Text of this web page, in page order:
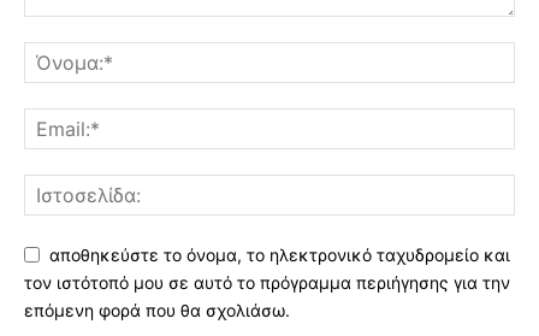
αποθηκεύστε το όνομα, το ηλεκτρονικό ταχυδρομείο και
τον ιστότοπό μου σε αυτό το πρόγραμμα περιήγησης για την
επόμενη φορά που θα σχολιάσω.